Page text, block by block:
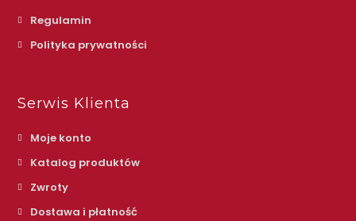
Regulamin
Polityka prywatności
Serwis Klienta
Moje konto
Katalog produktów
Zwroty
Dostawa i płatność